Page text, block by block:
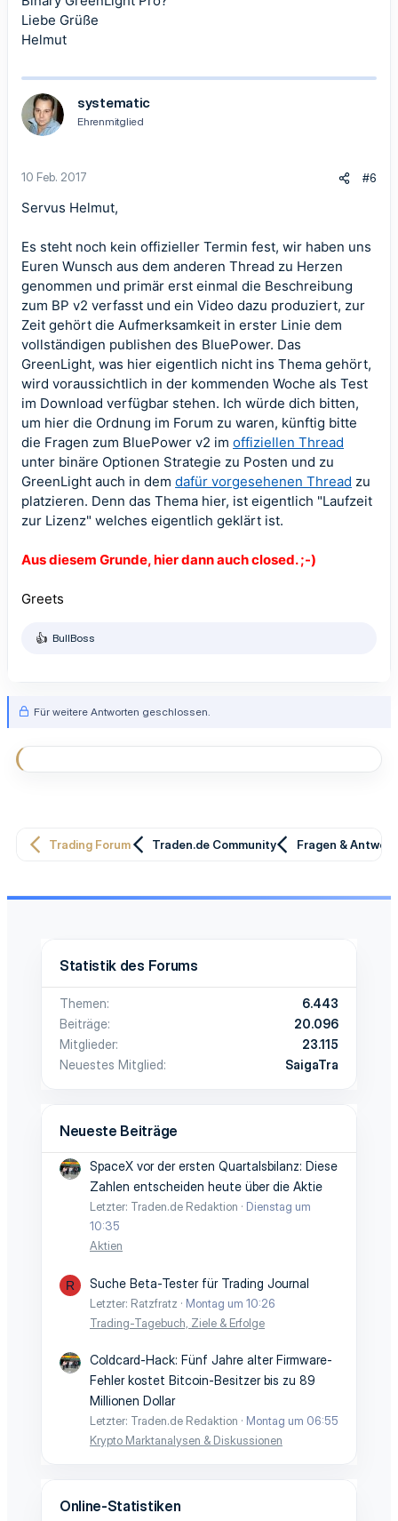
Liebe Grüße
Helmut
systematic
Ehrenmitglied
10 Feb. 2017 #6
Servus Helmut,
Es steht noch kein offizieller Termin fest, wir haben uns
Euren Wunsch aus dem anderen Thread zu Herzen
genommen und primär erst einmal die Beschreibung
zum BP v2 verfasst und ein Video dazu produziert, zur
Zeit gehört die Aufmerksamkeit in erster Linie dem
vollständigen publishen des BluePower. Das
GreenLight, was hier eigentlich nicht ins Thema gehört,
wird voraussichtlich in der kommenden Woche als Test
im Download verfügbar stehen. Ich würde dich bitten,
um hier die Ordnung im Forum zu waren, künftig bitte
die Fragen zum BluePower v2 im offiziellen Thread
unter binäre Optionen Strategie zu Posten und zu
GreenLight auch in dem dafür vorgesehenen Thread zu
platzieren. Denn das Thema hier, ist eigentlich "Laufzeit
zur Lizenz" welches eigentlich geklärt ist.
Aus diesem Grunde, hier dann auch closed. ;-)
Greets
R
i
n
n
BullBoss
Für weitere Antworten geschlossen.
Trading Forum Traden.de Community Fragen &
Statistik des Forums
Themen
6.443
Beiträge
20.096
Mitglieder
23.115
Neuestes Mitglied
SaigaTra
Neueste Beiträge
SpaceX vor der ersten Quartalsbilanz: Diese
Zahlen entscheiden heute über die Aktie
Letzter: Traden.de Redaktion
Dienstag um
10:35
Aktien
R Suche Beta-Tester für Trading Journal
Letzter: Ratzfratz
Montag um 10:26
Trading-Tagebuch, Ziele & Erfolge
Coldcard-Hack: Fünf Jahre alter Firmware-
Fehler kostet Bitcoin-Besitzer bis zu 89
Millionen Dollar
Letzter: Traden.de Redaktion
Montag um 06:55
Krypto Marktanalysen & Diskussionen
Online-Statistiken